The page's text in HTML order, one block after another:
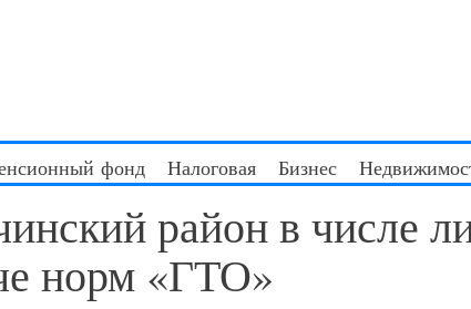
фонд Налоговая Бизнес
район в числе
норм «ГТО»